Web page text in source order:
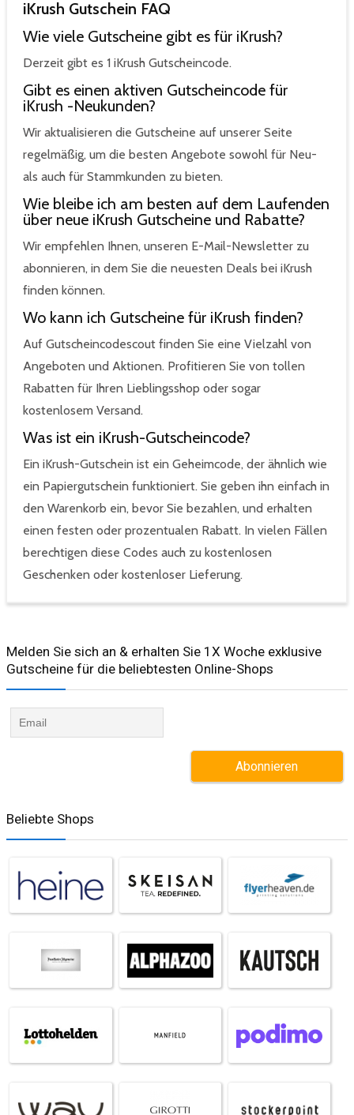
iKrush Gutschein FAQ
Wie viele Gutscheine gibt es für iKrush?
Derzeit gibt es 1 iKrush Gutscheincode.
Gibt es einen aktiven Gutscheincode für
iKrush -Neukunden?
Wir aktualisieren die Gutscheine auf unserer Seite
regelmäßig, um die besten Angebote sowohl für Neu-
als auch für Stammkunden zu bieten.
Wie bleibe ich am besten auf dem Laufenden
über neue iKrush Gutscheine und Rabatte?
Wir empfehlen Ihnen, unseren E-Mail-Newsletter zu
abonnieren, in dem Sie die neuesten Deals bei iKrush
finden können.
Wo kann ich Gutscheine für iKrush finden?
Auf Gutscheincodescout finden Sie eine Vielzahl von
Angeboten und Aktionen. Profitieren Sie von tollen
Rabatten für Ihren Lieblingsshop oder sogar
kostenlosem Versand.
Was ist ein iKrush-Gutscheincode?
Ein iKrush-Gutschein ist ein Geheimcode, der ähnlich wie
ein Papiergutschein funktioniert. Sie geben ihn einfach in
den Warenkorb ein, bevor Sie bezahlen, und erhalten
einen festen oder prozentualen Rabatt. In vielen Fällen
berechtigen diese Codes auch zu kostenlosen
Geschenken oder kostenloser Lieferung.
Melden Sie sich an & erhalten Sie 1X Woche exklusive
Gutscheine für die beliebtesten Online-Shops​
Beliebte Shops